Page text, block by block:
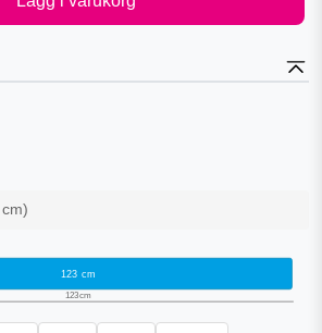
cm)
123 cm
123cm